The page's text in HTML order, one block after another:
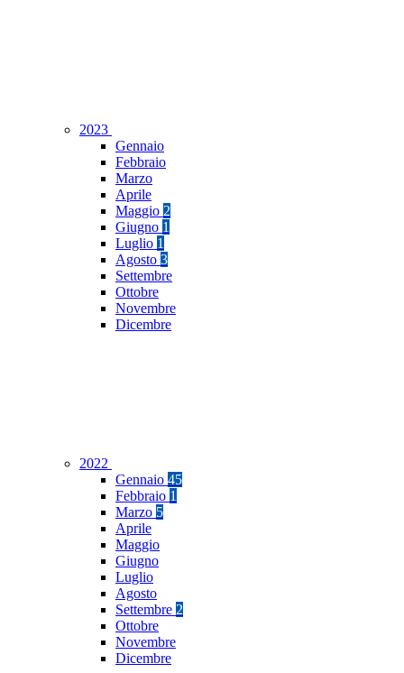
2023
Gennaio
Febbraio
Marzo
Aprile
Maggio 2
Giugno 1
Luglio 1
Agosto 3
Settembre
Ottobre
Novembre
Dicembre
2022
Gennaio 45
Febbraio 1
Marzo 5
Aprile
Maggio
Giugno
Luglio
Agosto
Settembre 2
Ottobre
Novembre
Dicembre